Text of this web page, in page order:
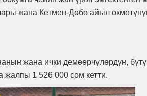
жана Кетмен-Дөбө айыл
жана ички демөөрчүлөрдүн,
жалпы 1 526 000 сом кетти.